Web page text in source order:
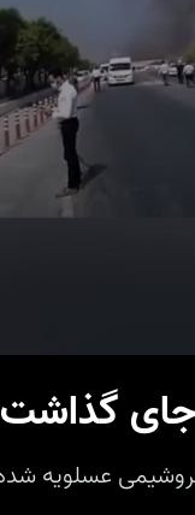
جای گذاشت
عسلویه